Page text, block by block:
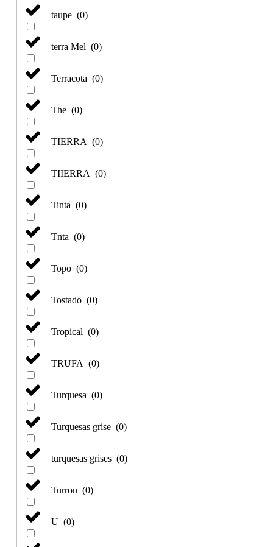
taupe (0)
terra Mel (0)
Terracota (0)
The (0)
TIERRA (0)
TIIERRA (0)
Tinta (0)
Tnta (0)
Topo (0)
Tostado (0)
Tropical (0)
TRUFA (0)
Turquesa (0)
Turquesas grise (0)
turquesas grises (0)
Turron (0)
U (0)